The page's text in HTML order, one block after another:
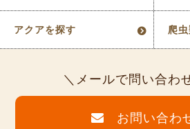
アクアを探す 爬
メールで問い合わ
お問い合わ